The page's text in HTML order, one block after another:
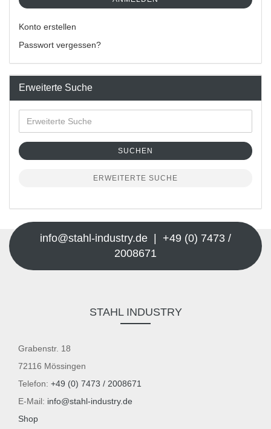
Konto erstellen
Passwort vergessen?
Erweiterte Suche
SUCHEN
ERWEITERTE SUCHE
info@stahl-industry.de | +49 (0) 7473 /
2008671
STAHL INDUSTRY
Grabenstr. 18
72116 Mössingen
Telefon: +49 (0) 7473 / 2008671
E-Mail: info@stahl-industry.de
Shop